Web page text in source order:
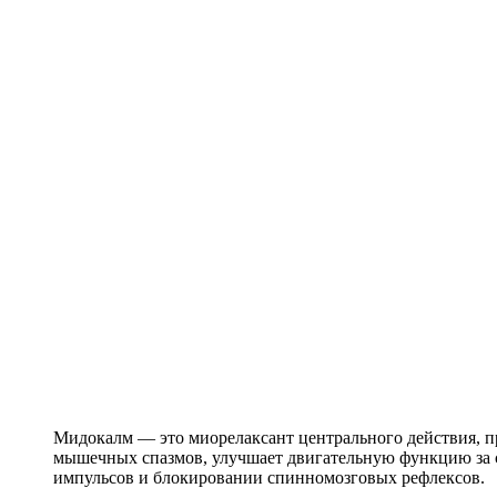
Мидокалм — это миорелаксант центрального действия,
мышечных спазмов, улучшает двигательную функцию за
импульсов и блокировании спинномозговых рефлексов.